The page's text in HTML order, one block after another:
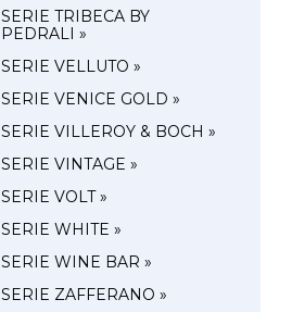
SERIE TRIBECA BY
PEDRALI »
SERIE VELLUTO »
SERIE VENICE GOLD »
SERIE VILLEROY & BOCH »
SERIE VINTAGE »
SERIE VOLT »
SERIE WHITE »
SERIE WINE BAR »
SERIE ZAFFERANO »